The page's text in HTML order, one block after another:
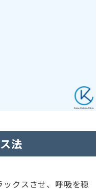
法
クスさせ、呼吸を穏